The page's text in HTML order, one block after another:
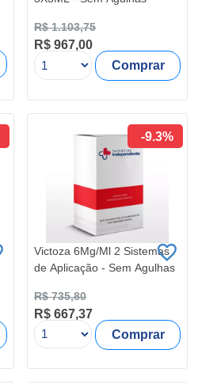
R$ 1.103,75
R$ 967,00
Comprar
-9.3%
Victoza 6Mg/Ml 2 Sistemas
de Aplicação - Sem Agulhas
R$ 735,80
R$ 667,37
Comprar